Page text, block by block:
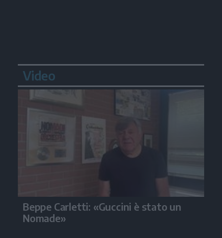
Video
Beppe Carletti: «Guccini è stato un
Nomade»